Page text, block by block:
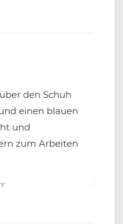
den Schuh
einen blauen
und
zum Arbeiten